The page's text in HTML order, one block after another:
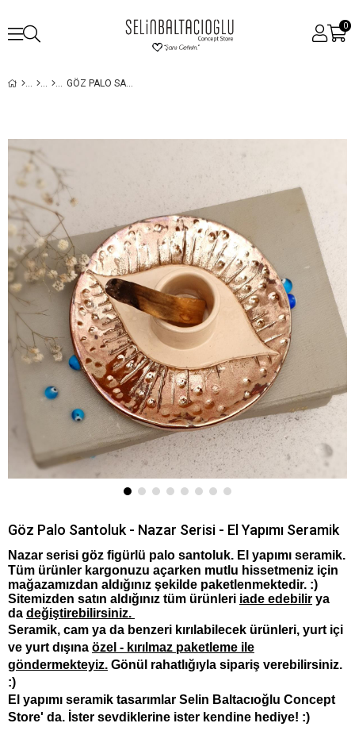
0
GÖZ PALO SANTOLUK - NAZAR SERISI - EL YAPIMI SERAMIK
Göz Palo Santoluk - Nazar Serisi - El Yapımı Seramik
Nazar serisi göz figürlü palo santoluk. El yapımı seramik.
Tüm ürünler kargonuzu açarken mutlu hissetmeniz için
mağazamızdan aldığınız şekilde paketlenmektedir. :)
Sitemizden satın aldığınız tüm ürünleri iade edebilir ya
da değiştirebilirsiniz.
Seramik, cam ya da benzeri kırılabilecek ürünleri, yurt içi
ve yurt dışına özel - kırılmaz paketleme ile
göndermekteyiz. Gönül rahatlığıyla sipariş verebilirsiniz.
:)
El yapımı seramik tasarımlar Selin Baltacıoğlu Concept
Store' da. İster sevdiklerine ister kendine hediye! :)